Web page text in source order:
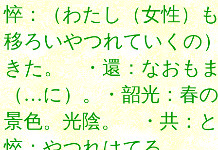
悴：（わたし（女性）
移ろいやつれていくの
きた。 ・還：なおも
（…に）。・韶光：春
景色。光陰。 ・共：